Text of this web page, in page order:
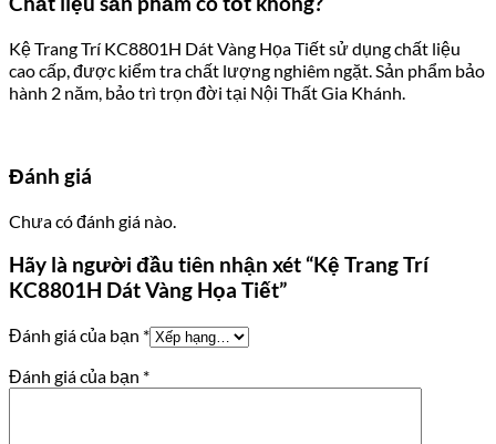
Kệ Trang Trí KC8801H Dát Vàng Họa Tiết sử dụng chất liệu
cao cấp, được kiểm tra chất lượng nghiêm ngặt. Sản phẩm bảo
hành 2 năm, bảo trì trọn đời tại Nội Thất Gia Khánh.
Đánh giá
Chưa có đánh giá nào.
Hãy là người đầu tiên nhận xét “Kệ Trang Trí
KC8801H Dát Vàng Họa Tiết”
Đánh giá của bạn *
Đánh giá của bạn *